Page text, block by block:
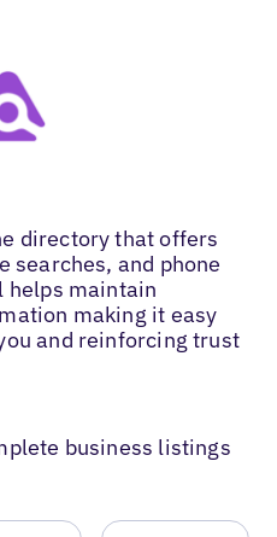
directory that offers
searches, and phone
helps maintain
making it easy
and reinforcing trust
business listings